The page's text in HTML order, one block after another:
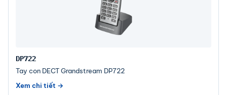
DP722
Tay con DECT Grandstream DP722
Xem chi tiết →